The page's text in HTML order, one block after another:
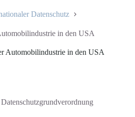
Datenschutz
in den USA
Automobilindustrie in den USA
Datenschutzgrundverordnung